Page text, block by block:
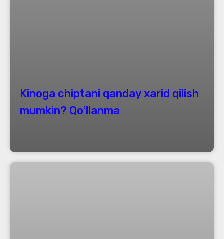
Kinoga chiptani qanday xarid qilish
mumkin? Qoʻllanma